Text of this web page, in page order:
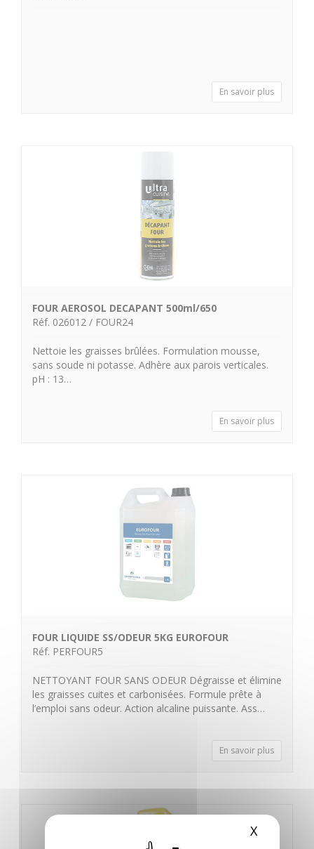
X
En savoir plus
FOUR AEROSOL DECAPANT 500ml/650
Réf. 026012 / FOUR24
Nettoie les graisses brûlées. Formulation mousse,
sans soude ni potasse. Adhère aux parois verticales.
pH : 13…
En savoir plus
FOUR LIQUIDE SS/ODEUR 5KG EUROFOUR
Réf. PERFOUR5
NETTOYANT FOUR SANS ODEUR Dégraisse et élimine
les graisses cuites et carbonisées. Formule prête à
l’emploi sans odeur. Action alcaline puissante. Ass…
En savoir plus